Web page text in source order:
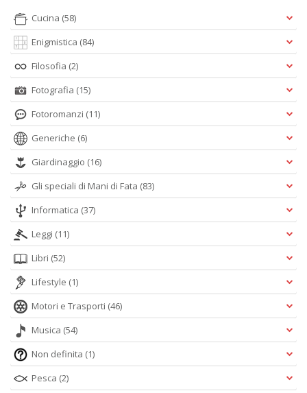
Cucina (58)
Enigmistica (84)
Filosofia (2)
Fotografia (15)
Fotoromanzi (11)
Generiche (6)
Giardinaggio (16)
Gli speciali di Mani di Fata (83)
Informatica (37)
Leggi (11)
Libri (52)
Lifestyle (1)
Motori e Trasporti (46)
Musica (54)
Non definita (1)
Pesca (2)